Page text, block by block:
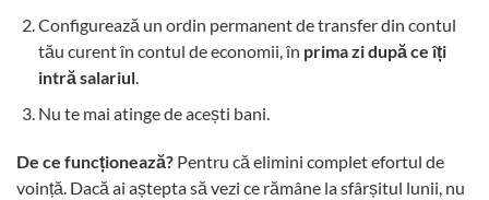
Configurează un ordin permanent de transfer din contul
tău curent în contul de economii, în prima zi după ce îți
intră salariul
Nu te mai atinge de acești bani.
De ce funcționează? Pentru că elimini complet efortul de
voință. Dacă ai aștepta să vezi ce rămâne la sfârșitul lunii, nu